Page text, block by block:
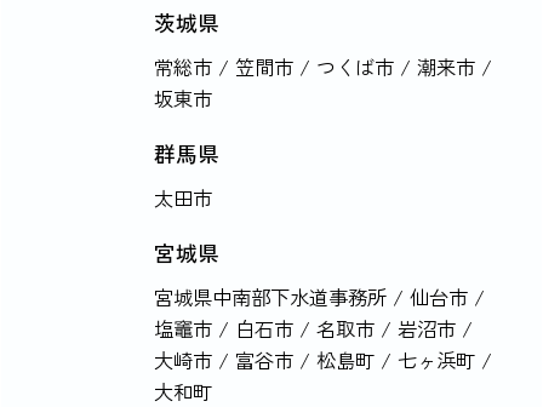
茨城県
常総市 / 笠間市 / つくば市 / 潮来市 /
坂東市
群馬県
太田市
宮城県
宮城県中南部下水道事務所 / 仙台市 /
塩竈市 / 白石市 / 名取市 / 岩沼市 /
大崎市 / 富谷市 / 松島町 /七ヶ浜町 /
大和町